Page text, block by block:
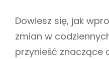
Dowiesz się, jak
zmian w
przynieść znaczące